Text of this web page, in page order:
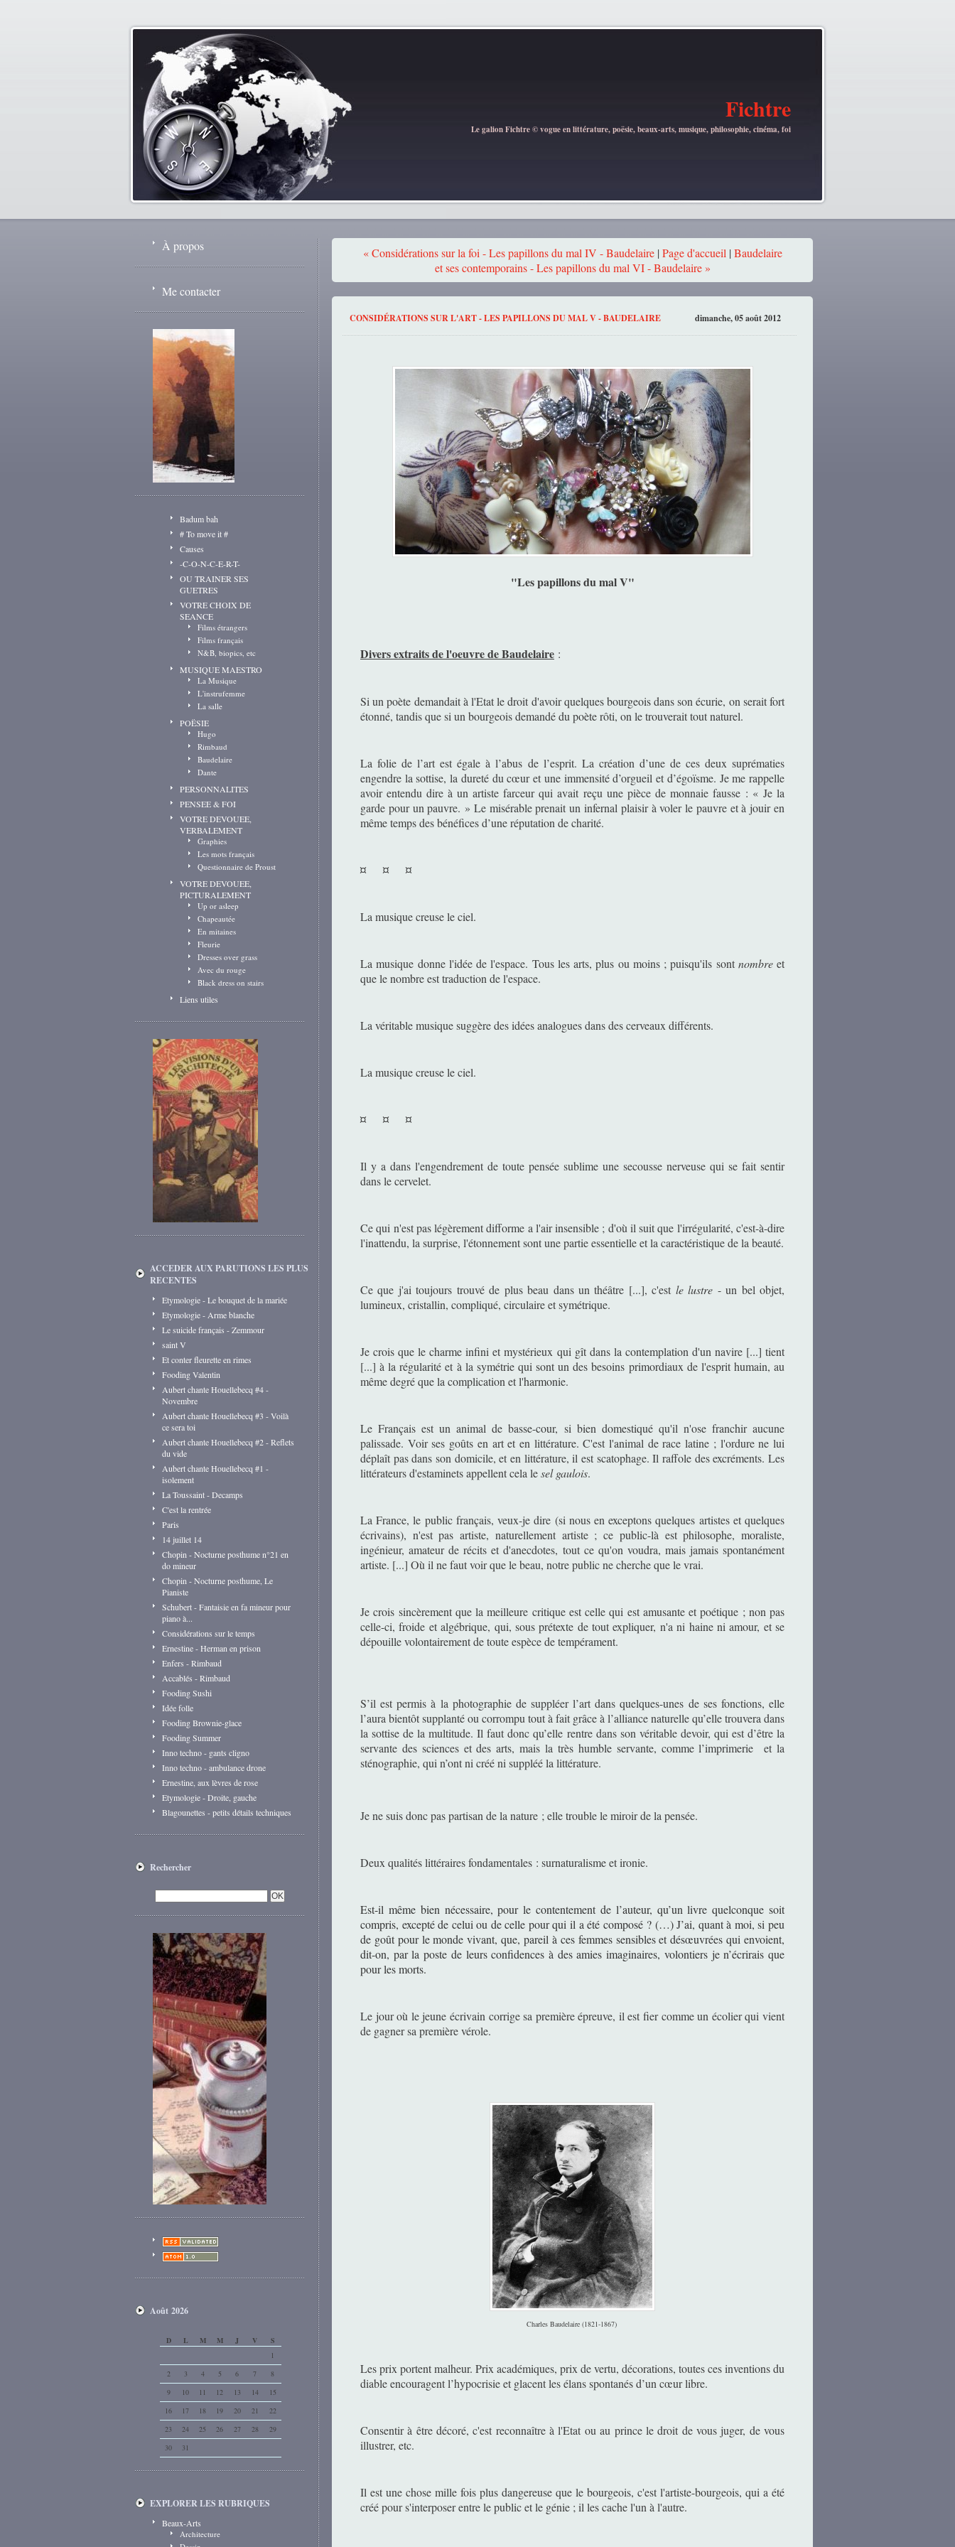
Fichtre
Le galion Fichtre © vogue en littérature, poësie, beaux-arts, musique, philosophie, cinéma, foi
À propos
Me contacter
Badum bah
# To move it #
Causes
-C-O-N-C-E-R-T-
OU TRAINER SES
GUETRES
VOTRE CHOIX DE
SEANCE
Films étrangers
Films français
N&B, biopics, etc
MUSIQUE MAESTRO
La Musique
L'instrufemme
La salle
POËSIE
Hugo
Rimbaud
Baudelaire
Dante
PERSONNALITES
PENSEE & FOI
VOTRE DEVOUEE,
VERBALEMENT
Graphies
Les mots français
Questionnaire de Proust
VOTRE DEVOUEE,
PICTURALEMENT
Up or asleep
Chapeautée
En mitaines
Fleurie
Dresses over grass
Avec du rouge
Black dress on stairs
Liens utiles
ACCEDER AUX PARUTIONS LES PLUS
RECENTES
Etymologie - Le bouquet de la mariée
Etymologie - Arme blanche
Le suicide français - Zemmour
saint V
Et conter fleurette en rimes
Fooding Valentin
Aubert chante Houellebecq #4 -
Novembre
Aubert chante Houellebecq #3 - Voilà
ce sera toi
Aubert chante Houellebecq #2 - Reflets
du vide
Aubert chante Houellebecq #1 -
isolement
La Toussaint - Decamps
C'est la rentrée
Paris
14 juillet 14
Chopin - Nocturne posthume n°21 en
do mineur
Chopin - Nocturne posthume, Le
Pianiste
Schubert - Fantaisie en fa mineur pour
piano à...
Considérations sur le temps
Ernestine - Herman en prison
Enfers - Rimbaud
Accablés - Rimbaud
Fooding Sushi
Idée folle
Fooding Brownie-glace
Fooding Summer
Inno techno - gants cligno
Inno techno - ambulance drone
Ernestine, aux lèvres de rose
Etymologie - Droite, gauche
Blagounettes - petits détails techniques
Rechercher
Août 2026
D L M M J V
S
1
2
3 4 5 6 7
8
9
10 11 12 13 14
15
16
17 18 19 20 21
22
23
24 25 26 27 28
29
30
31
EXPLORER LES RUBRIQUES
Beaux-Arts
Architecture
« Considérations sur la foi - Les papillons du mal IV - Baudelaire| Page d'accueil | Baudelaire
et ses contemporains - Les papillons du mal VI - Baudelaire »
dimanche, 05 août 2012
CONSIDÉRATIONS SUR L'ART - LES PAPILLONS DU MAL V - BAUDELAIRE
"Les papillons du mal V"
Divers extraits de l'oeuvre de Baudelaire :
Si un poète demandait à l'Etat le droit d'avoir quelques bourgeois dans son écurie, on serait fort
étonné, tandis que si un bourgeois demandé du poète rôti, on le trouverait tout naturel.
La folie de l’art est égale à l’abus de l’esprit. La création d’une de ces deux suprématies
engendre la sottise, la dureté du cœur et une immensité d’orgueil et d’égoïsme. Je me rappelle
avoir entendu dire à un artiste farceur qui avait reçu une pièce de monnaie fausse : « Je la
garde pour un pauvre. » Le misérable prenait un infernal plaisir à voler le pauvre et à jouir en
même temps des bénéfices d’une réputation de charité.
¤ ¤ ¤
La musique creuse le ciel.
La musique donne l'idée de l'espace. Tous les arts, plus ou moins ; puisqu'ils sont nombreet
que le nombre est traduction de l'espace.
La véritable musique suggère des idées analogues dans des cerveaux différents.
La musique creuse le ciel.
¤ ¤ ¤
Il y a dans l'engendrement de toute pensée sublime une secousse nerveuse qui se fait sentir
dans le cervelet.
Ce qui n'est pas légèrement difforme a l'air insensible ; d'où il suit que l'irrégularité, c'est-à-dire
l'inattendu, la surprise, l'étonnement sont une partie essentielle et la caractéristique de la beauté.
Ce que j'ai toujours trouvé de plus beau dans un théâtre [...], c'est le lustre - un bel objet,
lumineux, cristallin, compliqué, circulaire et symétrique.
Je crois que le charme infini et mystérieux qui gît dans la contemplation d'un navire [...] tient
[...] à la régularité et à la symétrie qui sont un des besoins primordiaux de l'esprit humain, au
même degré que la complication et l'harmonie.
Le Français est un animal de basse-cour, si bien domestiqué qu'il n'ose franchir aucune
palissade. Voir ses goûts en art et en littérature. C'est l'animal de race latine ; l'ordure ne lui
déplaît pas dans son domicile, et en littérature, il est scatophage. Il raffole des excréments. Les
littérateurs d'estaminets appellent cela lesel gaulois.
La France, le public français, veux-je dire (si nous en exceptons quelques artistes et quelques
écrivains), n'est pas artiste, naturellement artiste ; ce public-là est philosophe, moraliste,
ingénieur, amateur de récits et d'anecdotes, tout ce qu'on voudra, mais jamais spontanément
artiste. [...] Où il ne faut voir que le beau, notre public ne cherche que le vrai.
Je crois sincèrement que la meilleure critique est celle qui est amusante et poétique ; non pas
celle-ci, froide et algébrique, qui, sous prétexte de tout expliquer, n'a ni haine ni amour, et se
dépouille volontairement de toute espèce de tempérament.
S’il est permis à la photographie de suppléer l’art dans quelques-unes de ses fonctions, elle
l’aura bientôt supplanté ou corrompu tout à fait grâce à l’alliance naturelle qu’elle trouvera dans
la sottise de la multitude. Il faut donc qu’elle rentre dans son véritable devoir, qui est d’être la
servante des sciences et des arts, mais la très humble servante, comme l’imprimerie
et la
sténographie, qui n’ont ni créé ni suppléé la littérature.
Je ne suis donc pas partisan de la nature ; elle trouble le miroir de la pensée.
Deux qualités littéraires fondamentales : surnaturalisme et ironie.
Est-il même bien nécessaire, pour le contentement de l’auteur, qu’un livre quelconque soit
compris, excepté de celui ou de celle pour qui il a été composé ? (…) J’ai, quant à moi, si peu
de goût pour le monde vivant, que, pareil à ces femmes sensibles et désœuvrées qui envoient,
dit-on, par la poste de leurs confidences à des amies imaginaires, volontiers je n’écrirais que
pour les morts.
Le jour où le jeune écrivain corrige sa première épreuve, il est fier comme un écolier qui vient
de gagner sa première vérole.
Charles Baudelaire (1821-1867)
Les prix portent malheur. Prix académiques, prix de vertu, décorations, toutes ces inventions du
diable encouragent l’hypocrisie et glacent les élans spontanés d’un cœur libre.
Consentir à être décoré, c'est reconnaître à l'Etat ou au prince le droit de vous juger, de vous
illustrer, etc.
Il est une chose mille fois plus dangereuse que le bourgeois, c'est l'artiste-bourgeois, qui a été
créé pour s'interposer entre le public et le génie ; il les cache l'un à l'autre.